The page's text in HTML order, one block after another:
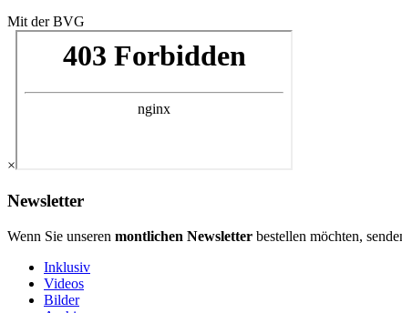
Mit der BVG
×
Newsletter
Wenn Sie unseren montlichen Newsletter bestellen möchten,
Inklusiv
Videos
Bilder